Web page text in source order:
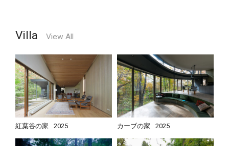
Villa View All
紅葉谷の家 2025 カーブの家 2025